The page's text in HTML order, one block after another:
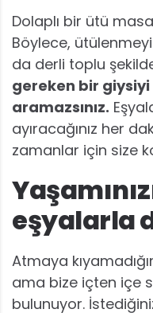
Dolaplı bir ütü
Böylece, ütülenmeyi
da derli toplu
gereken bir giysiyi
aramazsınız.
ayıracağınız her
zamanlar için size
eşyalarla
Atmaya
ama bize içten içe
bulunuyor.